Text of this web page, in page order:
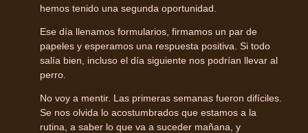
hemos tenido una segunda oportunidad.
Ese día llenamos formularios, firmamos un par de
papeles y esperamos una respuesta positiva. Si todo
salía bien, incluso el día siguiente nos podrían llevar al
perro.
No voy a mentir. Las primeras semanas fueron difíciles.
Se nos olvida lo acostumbrados que estamos a la
rutina, a saber lo que va a suceder mañana, y